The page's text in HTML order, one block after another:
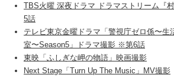
TBS火曜 深夜ドラマ ドラマストリーム『
5話
テレビ東京金曜ドラマ「警視庁ゼロ係〜生
室〜Season5」ドラマ撮影 ※第6話
東映「ふしぎな岬の物語」映画撮影
Next Stage「Turn Up The Music」MV撮影